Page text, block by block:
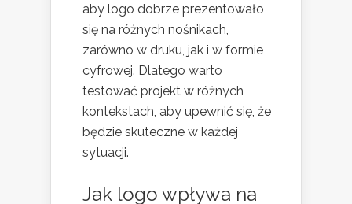
aby logo dobrze prezentowało
się na różnych nośnikach,
zarówno w druku, jak i w formie
cyfrowej. Dlatego warto
testować projekt w różnych
kontekstach, aby upewnić się, że
będzie skuteczne w każdej
sytuacji.
Jak logo wpływa na